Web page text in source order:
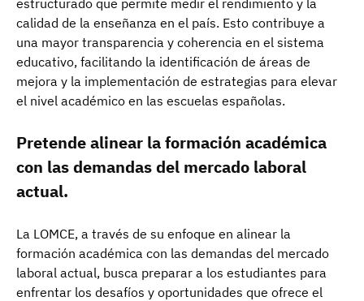
estructurado que permite medir el rendimiento y la
calidad de la enseñanza en el país. Esto contribuye a
una mayor transparencia y coherencia en el sistema
educativo, facilitando la identificación de áreas de
mejora y la implementación de estrategias para elevar
el nivel académico en las escuelas españolas.
Pretende alinear la formación académica
con las demandas del mercado laboral
actual.
La LOMCE, a través de su enfoque en alinear la
formación académica con las demandas del mercado
laboral actual, busca preparar a los estudiantes para
enfrentar los desafíos y oportunidades que ofrece el